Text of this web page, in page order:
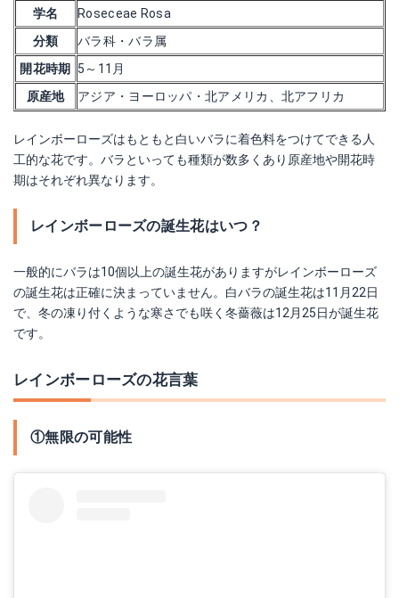
学名
Roseceae Rosa
分類
バラ科・バラ属
開花時期
5～11月
原産地
アジア・ヨーロッパ・北アメリカ、北アフリカ
レインボーローズはもともと白いバラに着色料をつけてできる人
工的な花です。バラといっても種類が数多くあり原産地や開花時
期はそれぞれ異なります。
レインボーローズの誕生花はいつ？
一般的にバラは10個以上の誕生花がありますがレインボーローズ
の誕生花は正確に決まっていません。白バラの誕生花は11月22日
で、冬の凍り付くような寒さでも咲く冬薔薇は12月25日が誕生花
です。
レインボーローズの花言葉
①無限の可能性